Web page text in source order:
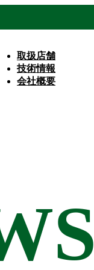
取扱店舗
技術情報
会社概要